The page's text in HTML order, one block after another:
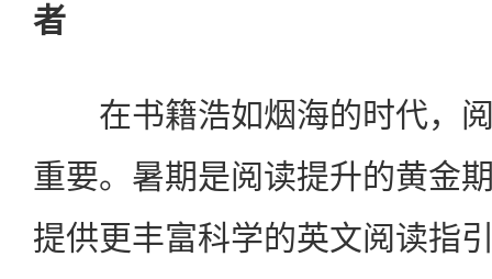
者
在书籍浩如烟海的时代，阅
重要。暑期是阅读提升的黄金
提供更丰富科学的英文阅读指